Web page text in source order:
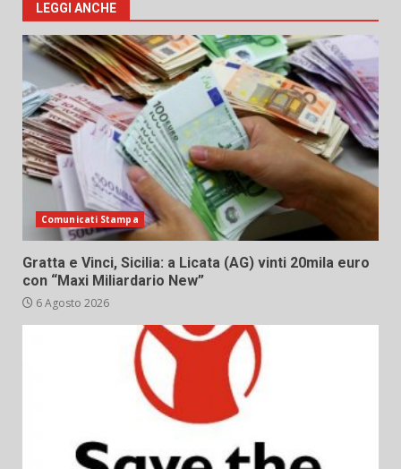
LEGGI ANCHE
Comunicati Stampa
Gratta e Vinci, Sicilia: a Licata (AG) vinti 20mila euro
con “Maxi Miliardario New”
6 Agosto 2026